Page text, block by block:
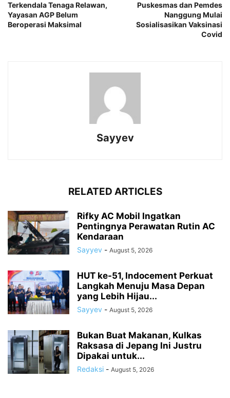
Terkendala Tenaga Relawan,
Yayasan AGP Belum
Beroperasi Maksimal
Puskesmas dan Pemdes
Nanggung Mulai
Sosialisasikan Vaksinasi
Covid
Sayyev
RELATED ARTICLES
Rifky AC Mobil Ingatkan
Pentingnya Perawatan Rutin AC
Kendaraan
Sayyev - August 5, 2026
HUT ke-51, Indocement Perkuat
Langkah Menuju Masa Depan
yang Lebih Hijau...
Sayyev - August 5, 2026
Bukan Buat Makanan, Kulkas
Raksasa di Jepang Ini Justru
Dipakai untuk...
Redaksi - August 5, 2026